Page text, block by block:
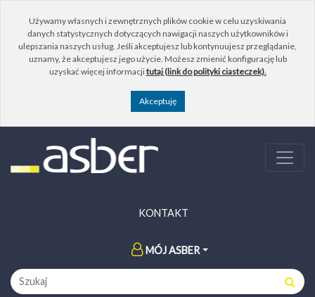
Używamy własnych i zewnętrznych plików cookie w celu uzyskiwania
danych statystycznych dotyczących nawigacji naszych użytkowników i
ulepszania naszych usług. Jeśli akceptujesz lub kontynuujesz przeglądanie,
uznamy, że akceptujesz jego użycie. Możesz zmienić konfigurację lub
uzyskać więcej informacjitutaj (link do polityki ciasteczek).
KONTAKT
MÓJ ASBER